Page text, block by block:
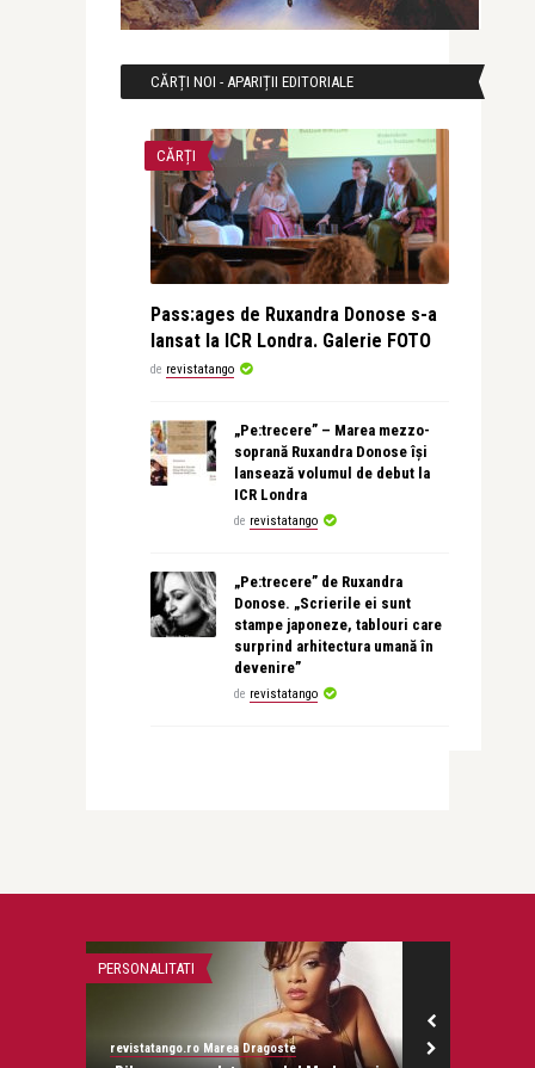
CĂRȚI NOI - APARIȚII EDITORIALE
CĂRȚI
Pass:ages de Ruxandra Donose s-a
lansat la ICR Londra. Galerie FOTO
de revistatango
„Pe:trecere” – Marea mezzo-
soprană Ruxandra Donose își
lansează volumul de debut la
ICR Londra
de revistatango
„Pe:trecere” de Ruxandra
Donose. „Scrierile ei sunt
stampe japoneze, tablouri care
surprind arhitectura umană în
devenire”
de revistatango
PERSONALITATI
revistatango.ro Marea Dragoste